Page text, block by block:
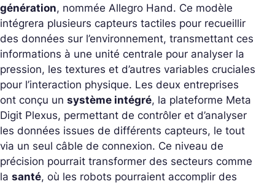
génération, nommée Allegro Hand. Ce modèle
intégrera plusieurs capteurs tactiles pour recueillir
des données sur l’environnement, transmettant ces
informations à une unité centrale pour analyser la
pression, les textures et d’autres variables cruciales
pour l’interaction physique. Les deux entreprises
ont conçu un système intégré, la plateforme Meta
Digit Plexus, permettant de contrôler et d’analyser
les données issues de différents capteurs, le tout
via un seul câble de connexion. Ce niveau de
précision pourrait transformer des secteurs comme
la santé, où les robots pourraient accomplir des